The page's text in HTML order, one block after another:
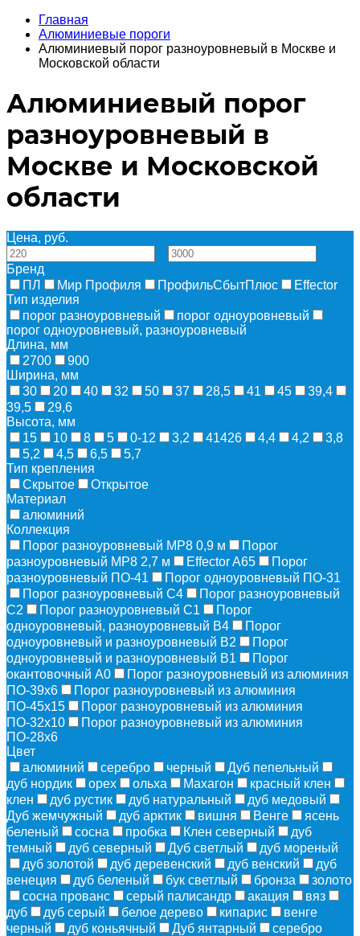
Главная
Алюминиевые пороги
Алюминиевый порог разноуровневый в Москве и
Московской области
Алюминиевый порог
разноуровневый в
Москве и Московской
области
Цена, руб.
Бренд
ПЛ
Мир Профиля ПрофильСбытПлюс
Effector
Тип изделия
порог разноуровневый
порог одноуровневый
порог одноуровневый, разноуровневый
Длина, мм
2700
900
Ширина, мм
30
20 40 32 50 37 28,5 41 45
39,4
39,5
29,6
Высота, мм
15
10 8 5 0-12 3,2 41426 4,4 4,2
3,8
5,2
4,5 6,5
5,7
Тип крепления
Скрытое
Открытое
Материал
алюминий
Коллекция
Порог разноуровневый MP8 0,9 м
Порог
разноуровневый MP8 2,7 м
Effector A65
Порог
разноуровневый ПО-41
Порог одноуровневый ПО-31
Порог разноуровневый С4
Порог разноуровневый
С2
Порог разноуровневый С1
Порог
одноуровневый, разноуровневый В4
Порог
одноуровневый и разноуровневый В2
Порог
одноуровневый и разноуровневый В1
Порог
окантовочный А0
Порог разноуровневый из алюминия
ПО-39х6
Порог разноуровневый из алюминия
ПО-45х15
Порог разноуровневый из алюминия
ПО-32х10
Порог разноуровневый из алюминия
ПО-28х6
Цвет
алюминий
серебро черный
Дуб пепельный
дуб нордик
орех ольха Махагон
красный клен
клен
дуб рустик дуб натуральный
дуб медовый
Дуб жемчужный
дуб арктик вишня Венге
ясень
беленый
сосна пробка Клен северный
дуб
темный
дуб северный Дуб светлый
дуб мореный
дуб золотой
дуб деревенский дуб венский
дуб
венеция
дуб беленый бук светлый бронза
золото
сосна прованс
серый палисандр акация
вяз
дуб
дуб серый белое дерево кипарис
венге
черный
дуб коньячный Дуб янтарный
серебро